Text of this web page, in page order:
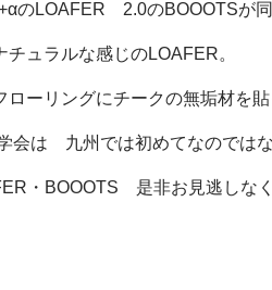
のLOAFER 2.0のBOOOTSが同
ュラルな感じのLOAFER。
ーリングにチークの無垢材を貼
会は 九州では初めてなのでは
・BOOOTS 是非お見逃しなく